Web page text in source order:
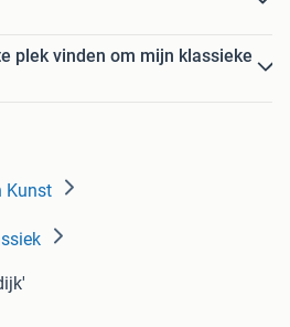
plek vinden om mijn klassieke
Kunst